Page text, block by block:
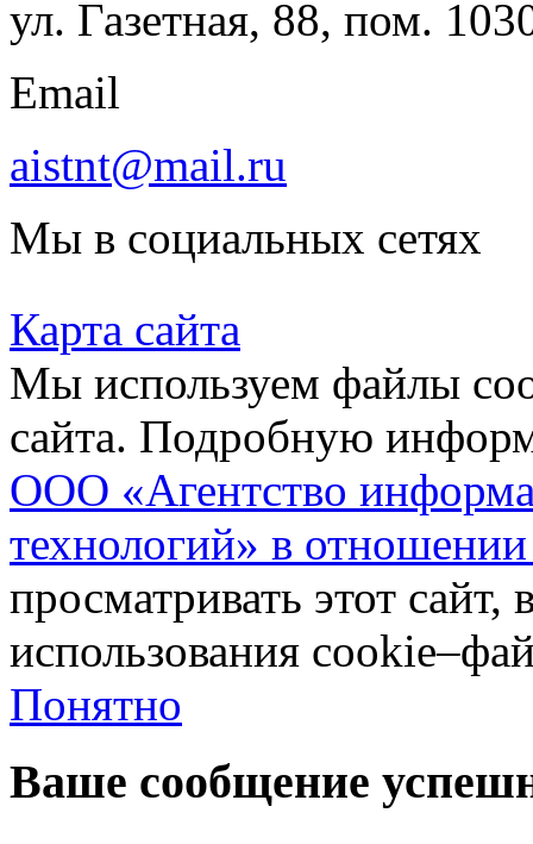
ул. Газетная, 88, пом.
Email
aistnt@mail.ru
Мы в социальных сетях
Карта сайта
Мы используем файлы
сайта. Подробную
ООО «Агентство
технологий» в
просматривать этот
использования
Понятно
Ваше сообщение